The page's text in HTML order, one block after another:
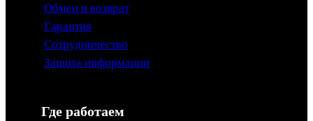
Обмен и возврат
Гарантия
Сотрудничество
Защита информации
Где работаем